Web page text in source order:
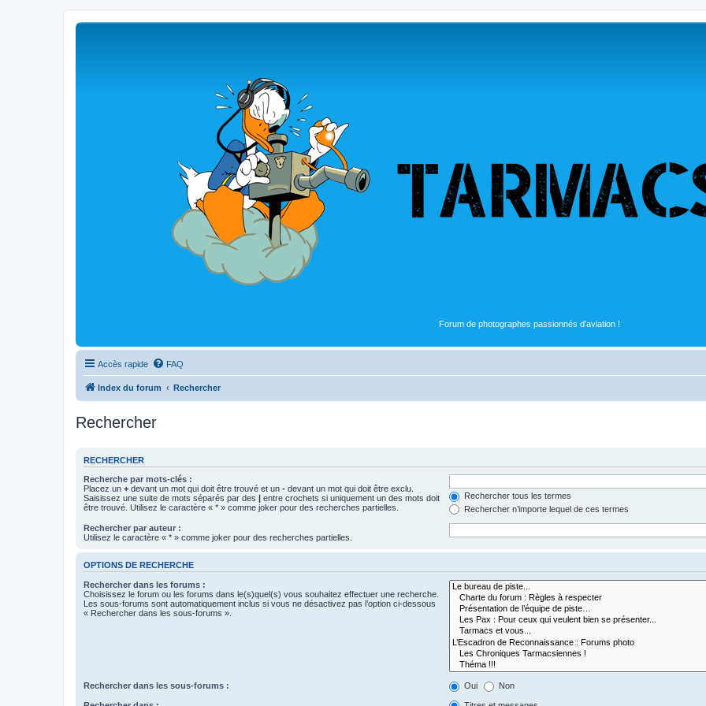
Forum de photographes passionnés d'aviation !
Accès rapide FAQ
Index du forum Rechercher
Rechercher
RECHERCHER
Recherche par mots-clés :
Placez un + devant un mot qui doit être trouvé et un - devant un mot qui doit être exclu.
Saisissez une suite de mots séparés par des | entre crochets si uniquement un des mots doit
être trouvé. Utilisez le caractère « * » comme joker pour des recherches partielles.
Rechercher tous les termes
Rechercher n’importe lequel de ces termes
Rechercher par auteur :
Utilisez le caractère « * » comme joker pour des recherches partielles.
OPTIONS DE RECHERCHE
Rechercher dans les forums :
Choisissez le forum ou les forums dans le(s)quel(s) vous souhaitez effectuer une recherche.
Les sous-forums sont automatiquement inclus si vous ne désactivez pas l’option ci-dessous
« Rechercher dans les sous-forums ».
Rechercher dans les sous-forums : Oui Non